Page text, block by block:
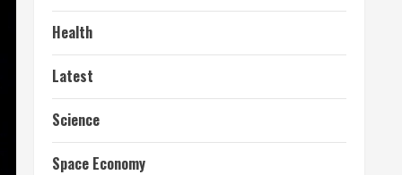
Health
Latest
Science
Space Economy